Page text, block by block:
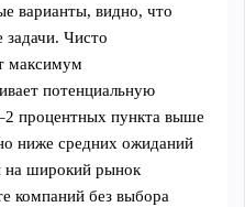
варианты, видно, что
Чисто
максимум
потенциальную
процентных пункта выше
ниже средних ожиданий
на широкий рынок
компаний без выбора